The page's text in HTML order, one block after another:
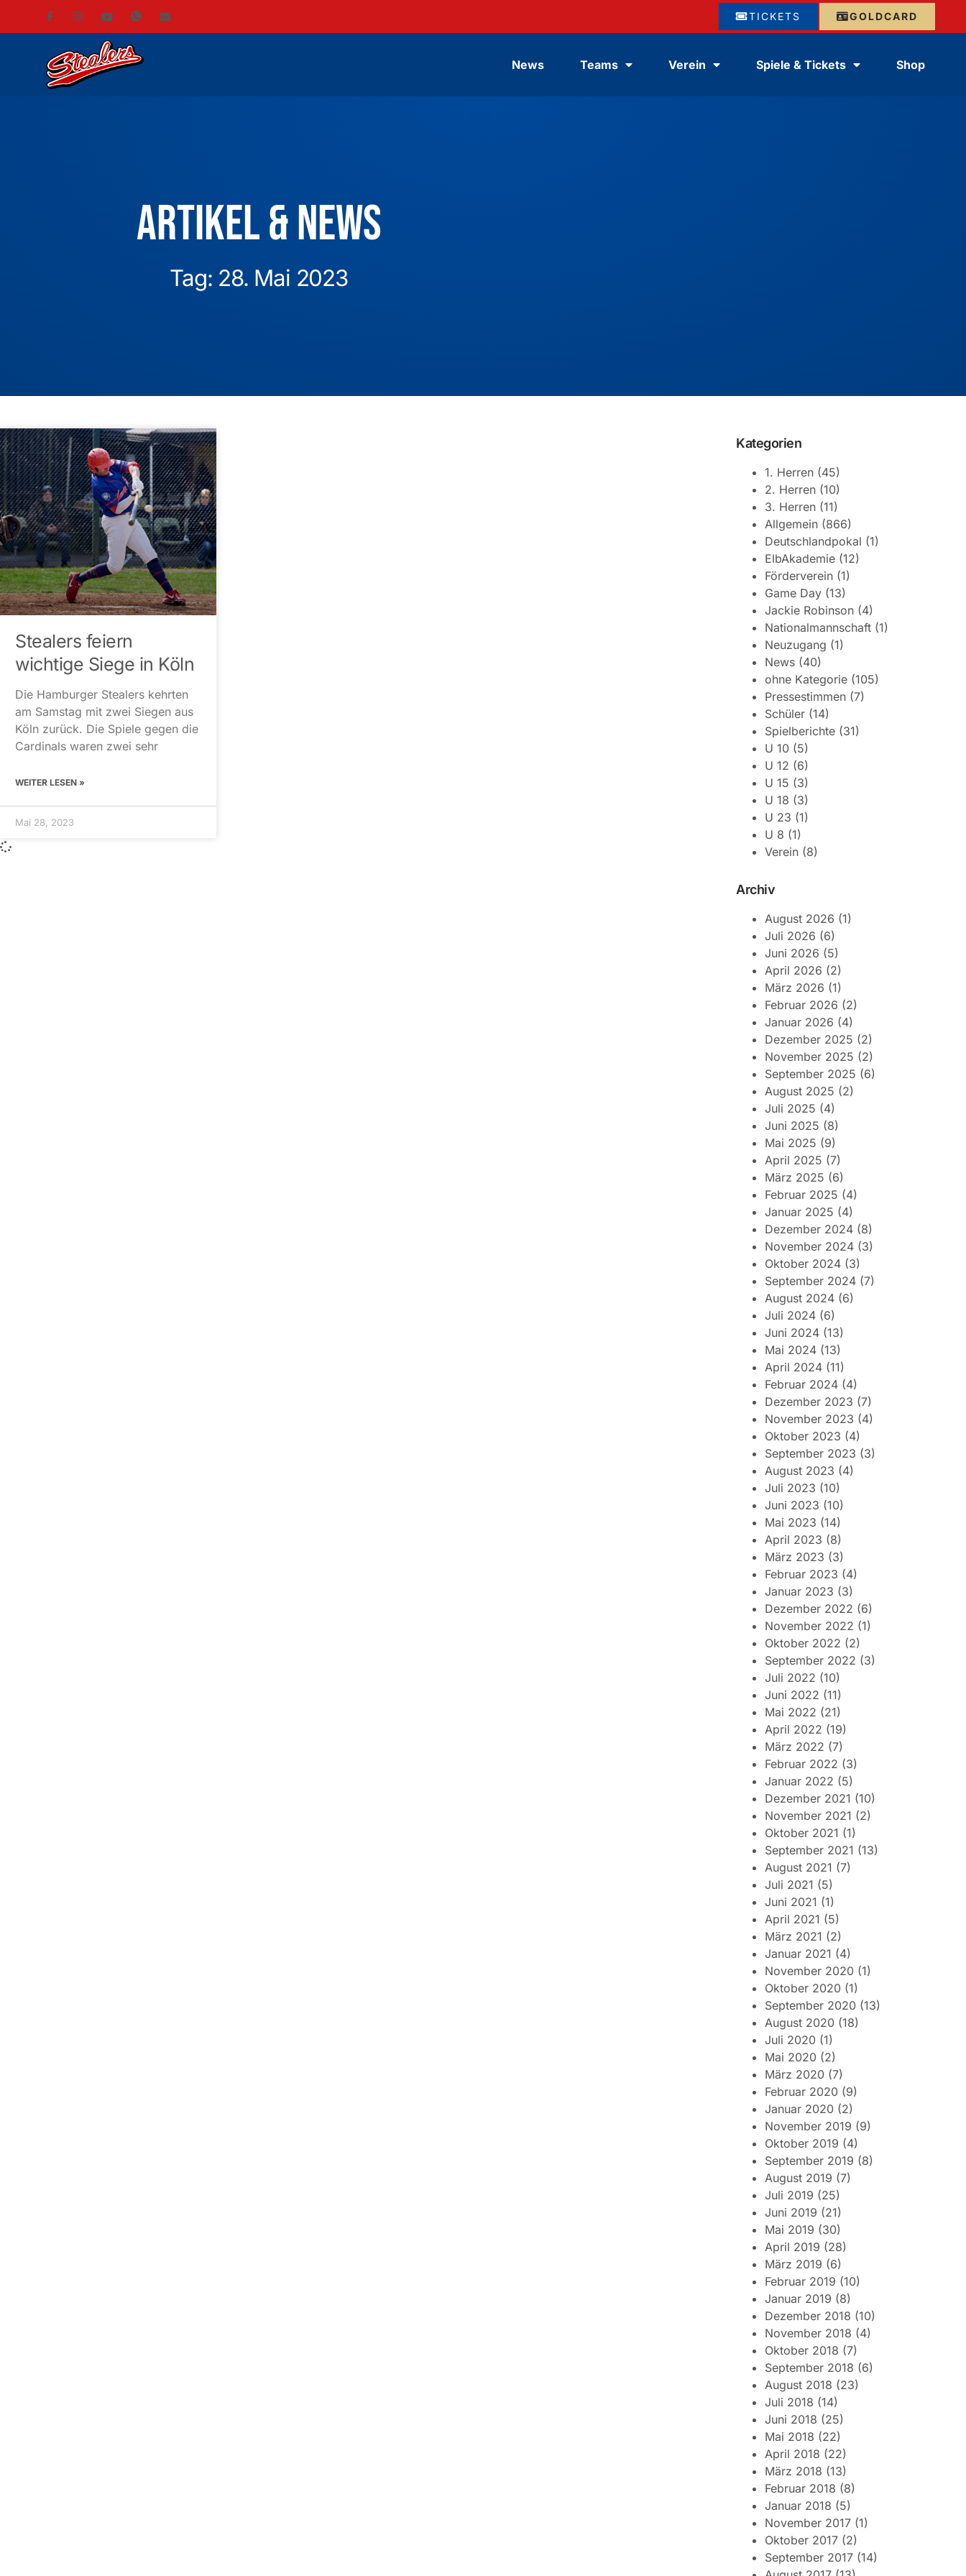
GOLDCARD
TICKETS
News Teams Verein Spiele & Tickets Shop
Artikel & News
Tag: 28. Mai 2023
Stealers feiern
wichtige Siege in Köln
Die Hamburger Stealers kehrten
am Samstag mit zwei Siegen aus
Köln zurück. Die Spiele gegen die
Cardinals waren zwei sehr
WEITER LESEN »
Mai 28, 2023
Kategorien
1. Herren (45)
2. Herren (10)
3. Herren (11)
Allgemein (866)
Deutschlandpokal (1)
ElbAkademie (12)
Förderverein (1)
Game Day (13)
Jackie Robinson (4)
Nationalmannschaft (1)
Neuzugang (1)
News (40)
ohne Kategorie (105)
Pressestimmen (7)
Schüler (14)
Spielberichte (31)
U 10 (5)
U 12 (6)
U 15 (3)
U 18 (3)
U 23 (1)
U 8 (1)
Verein (8)
Archiv
August 2026 (1)
Juli 2026 (6)
Juni 2026 (5)
April 2026 (2)
März 2026 (1)
Februar 2026 (2)
Januar 2026 (4)
Dezember 2025 (2)
November 2025 (2)
September 2025 (6)
August 2025 (2)
Juli 2025 (4)
Juni 2025 (8)
Mai 2025 (9)
April 2025 (7)
März 2025 (6)
Februar 2025 (4)
Januar 2025 (4)
Dezember 2024 (8)
November 2024 (3)
Oktober 2024 (3)
September 2024 (7)
August 2024 (6)
Juli 2024 (6)
Juni 2024 (13)
Mai 2024 (13)
April 2024 (11)
Februar 2024 (4)
Dezember 2023 (7)
November 2023 (4)
Oktober 2023 (4)
September 2023 (3)
August 2023 (4)
Juli 2023 (10)
Juni 2023 (10)
Mai 2023 (14)
April 2023 (8)
März 2023 (3)
Februar 2023 (4)
Januar 2023 (3)
Dezember 2022 (6)
November 2022 (1)
Oktober 2022 (2)
September 2022 (3)
Juli 2022 (10)
Juni 2022 (11)
Mai 2022 (21)
April 2022 (19)
März 2022 (7)
Februar 2022 (3)
Januar 2022 (5)
Dezember 2021 (10)
November 2021 (2)
Oktober 2021 (1)
September 2021 (13)
August 2021 (7)
Juli 2021 (5)
Juni 2021 (1)
April 2021 (5)
März 2021 (2)
Januar 2021 (4)
November 2020 (1)
Oktober 2020 (1)
September 2020 (13)
August 2020 (18)
Juli 2020 (1)
Mai 2020 (2)
März 2020 (7)
Februar 2020 (9)
Januar 2020 (2)
November 2019 (9)
Oktober 2019 (4)
September 2019 (8)
August 2019 (7)
Juli 2019 (25)
Juni 2019 (21)
Mai 2019 (30)
April 2019 (28)
März 2019 (6)
Februar 2019 (10)
Januar 2019 (8)
Dezember 2018 (10)
November 2018 (4)
Oktober 2018 (7)
September 2018 (6)
August 2018 (23)
Juli 2018 (14)
Juni 2018 (25)
Mai 2018 (22)
April 2018 (22)
März 2018 (13)
Februar 2018 (8)
Januar 2018 (5)
November 2017 (1)
Oktober 2017 (2)
September 2017 (14)